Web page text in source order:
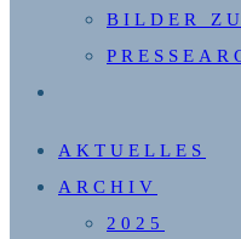
BILDER
UMSCHALTEN
AKTUELLES
ARCHIV
2025